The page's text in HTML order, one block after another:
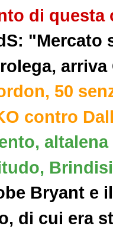
di questa
"Mercato
50
contro
Bryant e
di cui era